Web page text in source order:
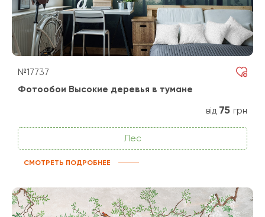
№17737
Фотообои Высокие деревья в тумане
від 75 грн
Лес
СМОТРЕТЬ ПОДРОБНЕЕ